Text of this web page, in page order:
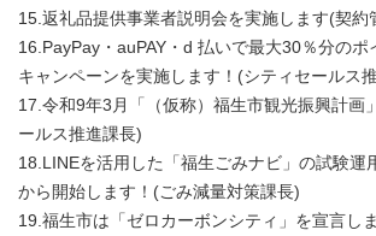
15.返礼品提供事業者説明会を実施します(契約
16.PayPay・auPAY・d 払いで最大30％分のポ
キャンペーンを実施します！(シティセールス
17.令和9年3月「（仮称）福生市観光振興計画
ールス推進課長)
18.LINEを活用した「福生ごみナビ」の試験運
から開始します！(ごみ減量対策課長)
19.福生市は「ゼロカーボンシティ」を宣言し